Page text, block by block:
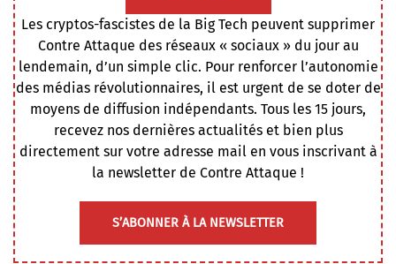
Les cryptos-fascistes de la Big Tech peuvent supprimer
Contre Attaque des réseaux « sociaux » du jour au
lendemain, d’un simple clic. Pour renforcer l’autonomie
des médias révolutionnaires, il est urgent de se doter de
moyens de diffusion indépendants. Tous les 15 jours,
recevez nos dernières actualités et bien plus
directement sur votre adresse mail en vous inscrivant à
la newsletter de Contre Attaque !
S’ABONNER À LA NEWSLETTER